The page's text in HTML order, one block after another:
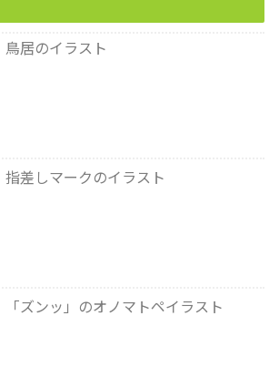
鳥居のイラスト
指差しマークのイラスト
「ズンッ」のオノマトペイラスト